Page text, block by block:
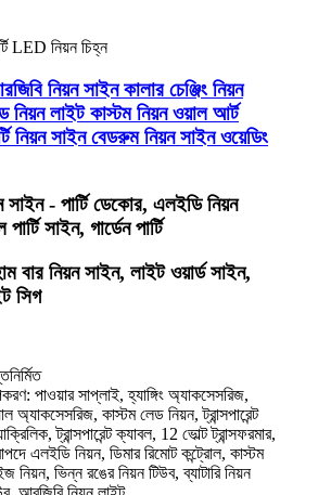
নিয়ন সাইন কালার চেঞ্জিং নিয়ন
নিয়ন লাইট কাস্টম নিয়ন ওয়াল আর্ট
নিয়ন সাইন বেডরুম নিয়ন সাইন ওয়েডিং
সাইন - পার্টি ডেকোর, এলইডি নিয়ন
সাইন, গার্ডেন পার্টি
বার নিয়ন সাইন, লাইট ওয়ার্ড সাইন,
সিগ
পাওয়ার সাপ্লাই, হ্যাঙ্গিং অ্যাকসেসরিজ,
অ্যাকসেসরিজ, কাস্টম লেড নিয়ন, ট্রান্সপারেন্ট
ট্রান্সপারেন্ট ক্যাবল, 12 ভোল্ট ট্রান্সফরমার,
এলইডি নিয়ন, ডিমার রিমোট কন্ট্রোল, কাস্টম
নিয়ন, ভিন্ন রঙের নিয়ন টিউব, ব্যাটারি নিয়ন